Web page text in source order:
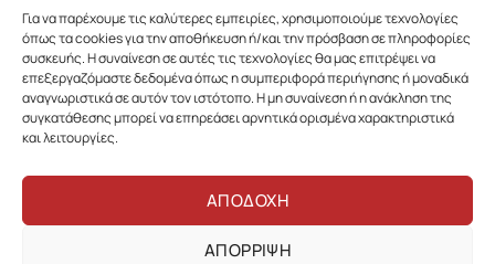
Για να παρέχουμε τις καλύτερες εμπειρίες, χρησιμοποιούμε τεχνολογίες
όπως τα cookies για την αποθήκευση ή/και την πρόσβαση σε πληροφορίες
συσκευής. Η συναίνεση σε αυτές τις τεχνολογίες θα μας επιτρέψει να
επεξεργαζόμαστε δεδομένα όπως η συμπεριφορά περιήγησης ή μοναδικά
αναγνωριστικά σε αυτόν τον ιστότοπο. Η μη συναίνεση ή η ανάκληση της
συγκατάθεσης μπορεί να επηρεάσει αρνητικά ορισμένα χαρακτηριστικά
και λειτουργίες.
ΑΠΟΔΟΧΗ
ΑΠΟΡΡΙΨΗ